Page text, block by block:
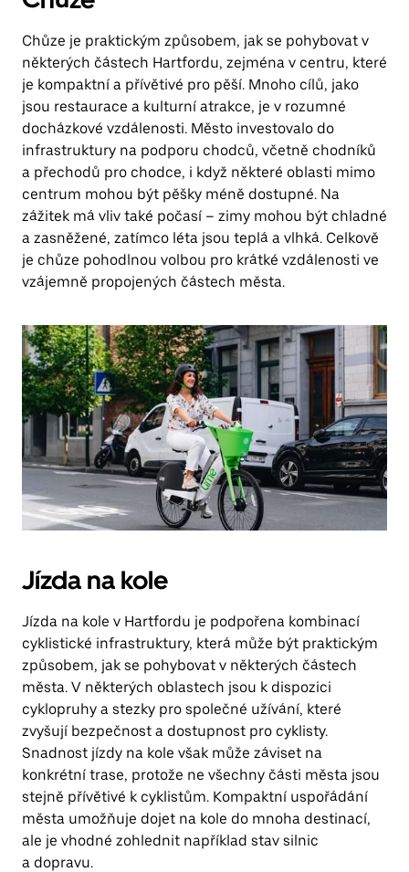
Chůze je praktickým způsobem, jak se pohybovat v
některých částech Hartfordu, zejména v centru, které
je kompaktní a přívětivé pro pěší. Mnoho cílů, jako
jsou restaurace a kulturní atrakce, je v rozumné
docházkové vzdálenosti. Město investovalo do
infrastruktury na podporu chodců, včetně chodníků
a přechodů pro chodce, i když některé oblasti mimo
centrum mohou být pěšky méně dostupné. Na
zážitek má vliv také počasí – zimy mohou být chladné
a zasněžené, zatímco léta jsou teplá a vlhká. Celkově
je chůze pohodlnou volbou pro krátké vzdálenosti ve
vzájemně propojených částech města.
Jízda na kole
Jízda na kole v Hartfordu je podpořena kombinací
cyklistické infrastruktury, která může být praktickým
způsobem, jak se pohybovat v některých částech
města. V některých oblastech jsou k dispozici
cyklopruhy a stezky pro společné užívání, které
zvyšují bezpečnost a dostupnost pro cyklisty.
Snadnost jízdy na kole však může záviset na
konkrétní trase, protože ne všechny části města jsou
stejně přívětivé k cyklistům. Kompaktní uspořádání
města umožňuje dojet na kole do mnoha destinací,
ale je vhodné zohlednit například stav silnic
a dopravu.